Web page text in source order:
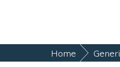
Home Generi